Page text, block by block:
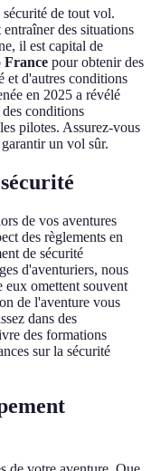
de tout vol.
des situations
il est capital de
France pour obtenir des
et d'autres conditions
en 2025 a révélé
conditions
pilotes. Assurez-vous
un vol sûr.
de vos aventures
des règlements en
de sécurité
d'aventuriers, nous
eux omettent souvent
de l'aventure vous
dans des
des formations
sur la sécurité